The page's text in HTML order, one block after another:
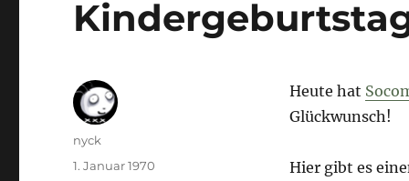
Heute hat
Glückwunsch!
Hier gibt es
Autor
nyck
Veröffentlicht
1. Januar 1970